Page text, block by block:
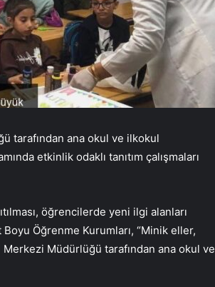
tarafından ana okul ve ilkokul
etkinlik odaklı tanıtım çalışmaları
öğrencilerde yeni ilgi alanları
Öğrenme Kurumları, “Minik eller,
Müdürlüğü tarafından ana okul ve